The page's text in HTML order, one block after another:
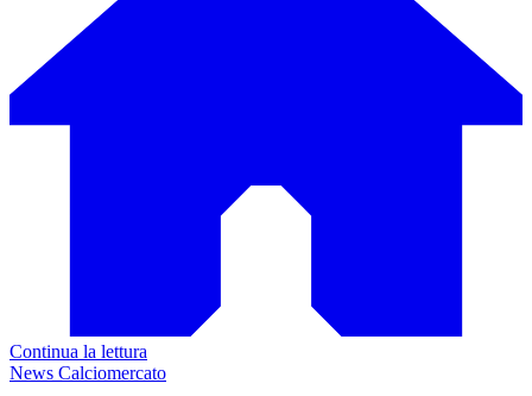
Continua la lettura
News Calciomercato